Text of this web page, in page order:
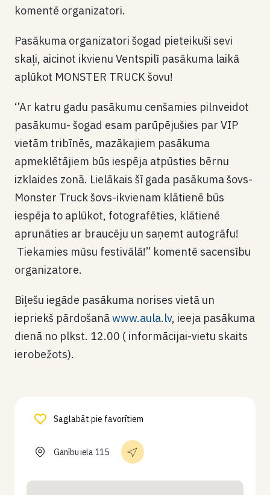
komentē organizatori.
Pasākuma organizatori šogad pieteikuši sevi
skaļi, aicinot ikvienu Ventspilī pasākuma laikā
aplūkot MONSTER TRUCK šovu!
‘’Ar katru gadu pasākumu cenšamies pilnveidot
pasākumu- šogad esam parūpējušies par VIP
vietām tribīnēs, mazākajiem pasākuma
apmeklētājiem būs iespēja atpūsties bērnu
izklaides zonā. Lielākais šī gada pasākuma šovs-
Monster Truck šovs-ikvienam klātienē būs
iespēja to aplūkot, fotografēties, klātienē
aprunāties ar braucēju un saņemt autogrāfu!
Tiekamies mūsu festivālā!’’ komentē sacensību
organizatore.
Biļešu iegāde pasākuma norises vietā un
iepriekš pārdošanāwww.aula.lv, ieeja pasākuma
dienā no plkst. 12.00 ( informācijai-vietu skaits
ierobežots).
Saglabāt pie favorītiem
Ganību iela 115